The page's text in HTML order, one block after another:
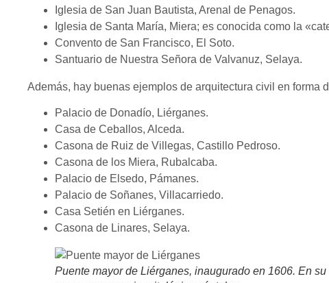
Iglesia de San Juan Bautista, Arenal de Penagos.
Iglesia de Santa María, Miera; es conocida como la
Convento de San Francisco, El Soto.
Santuario de Nuestra Señora de Valvanuz, Selaya.
Además, hay buenas ejemplos de arquitectura civil en forma
Palacio de Donadío, Liérganes.
Casa de Ceballos, Alceda.
Casona de Ruiz de Villegas, Castillo Pedroso.
Casona de los Miera, Rubalcaba.
Palacio de Elsedo, Pámanes.
Palacio de Soñanes, Villacarriedo.
Casa Setién en Liérganes.
Casona de Linares, Selaya.
Puente mayor de Liérganes, inaugurado en 1606. En